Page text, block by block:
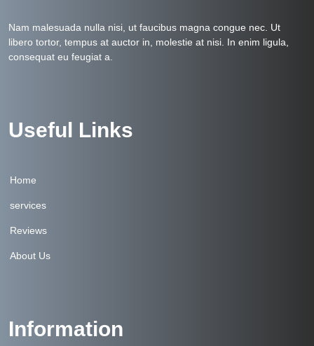
Nam malesuada nulla nisi, ut faucibus magna congue nec. Ut
libero tortor, tempus at auctor in, molestie at nisi. In enim ligula,
consequat eu feugiat a.
Useful Links
Home
services
Reviews
About Us
Information